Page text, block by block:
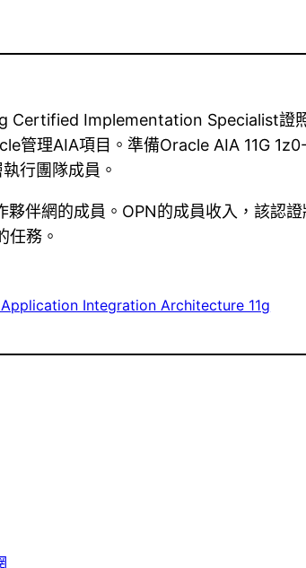
Implementation Specialist證
管理AIA項目。準備Oracle AIA 11G
行團隊成員。
伴網的成員。OPN的成員收入，該認
任務。
Integration Architecture 11g